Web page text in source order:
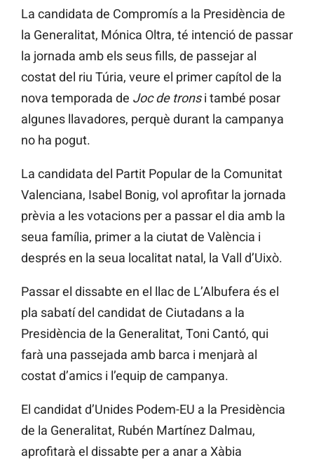
La candidata de Compromís a la Presidència de
la Generalitat, Mónica Oltra, té intenció de passar
la jornada amb els seus fills, de passejar al
costat del riu Túria, veure el primer capítol de la
nova temporada de Joc de tronsi també posar
algunes llavadores, perquè durant la campanya
no ha pogut.
La candidata del Partit Popular de la Comunitat
Valenciana, Isabel Bonig, vol aprofitar la jornada
prèvia a les votacions per a passar el dia amb la
seua família, primer a la ciutat de València i
després en la seua localitat natal, la Vall d’Uixò.
Passar el dissabte en el llac de L’Albufera és el
pla sabatí del candidat de Ciutadans a la
Presidència de la Generalitat, Toni Cantó, qui
farà una passejada amb barca i menjarà al
costat d’amics i l’equip de campanya.
El candidat d’Unides Podem-EU a la Presidència
de la Generalitat, Rubén Martínez Dalmau,
aprofitarà el dissabte per a anar a Xàbia